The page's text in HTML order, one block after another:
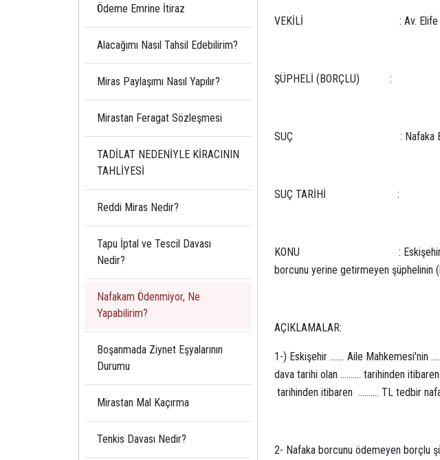
Ödeme Emrine İtiraz
Alacağımı Nasıl Tahsil Edebilirim?
Miras Paylaşımı Nasıl Yapılır?
Mirastan Feragat Sözleşmesi
TADİLAT NEDENİYLE KİRACININ
TAHLİYESİ
Reddi Miras Nedir?
Tapu İptal ve Tescil Davası
Nedir?
Nafakam Ödenmiyor, Ne
Yapabilirim?
Boşanmada Ziynet Eşyalarının
Durumu
Mirastan Mal Kaçırma
Tenkis Davası Nedir?
VEKİLİ : Av. Elife ÇETİNTAŞ -
ŞÜPHELİ (BORÇLU) :
SUÇ : Nafaka
SUÇ TARİHİ :
KONU : Eskişehir … Aile
borcunu yerine getirmeyen şüphelinin
AÇIKLAMALAR:
1-) Eskişehir ……. Aile Mahkemesi'nin
dava tarihi olan ………. tarihinden
tarihinden itibaren ………. TL tedbir
2- Nafaka borcunu ödemeyen borçlu